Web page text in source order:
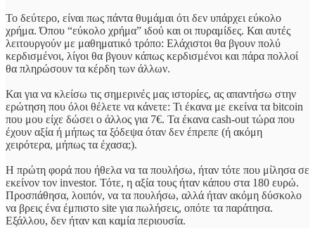
Το δεύτερο, είναι πως πάντα θυμάμαι ότι δεν υπάρχει εύκολο
χρήμα. Όπου “εύκολο χρήμα” ιδού και οι πυραμίδες. Και αυτές
λειτουργούν με μαθηματικό τρόπο: Ελάχιστοι θα βγουν πολύ
κερδισμένοι, λίγοι θα βγουν κάπως κερδισμένοι και πάρα πολλοί
θα πληρώσουν τα κέρδη των άλλων.
Και για να κλείσω τις σημερινές μας ιστορίες, ας απαντήσω στην
ερώτηση που όλοι θέλετε να κάνετε: Τι έκανα με εκείνα τα bitcoin
που μου είχε δώσει ο άλλος για 7€. Τα έκανα cash-out τώρα που
έχουν αξία ή μήπως τα ξόδεψα όταν δεν έπρεπε (ή ακόμη
χειρότερα, μήπως τα έχασα;).
Η πρώτη φορά που ήθελα να τα πουλήσω, ήταν τότε που μίλησα σε
εκείνον τον investor. Τότε, η αξία τους ήταν κάπου στα 180 ευρώ.
Προσπάθησα, λοιπόν, να τα πουλήσω, αλλά ήταν ακόμη δύσκολο
να βρεις ένα έμπιστο site για πωλήσεις, οπότε τα παράτησα.
Εξάλλου, δεν ήταν και καμία περιουσία.